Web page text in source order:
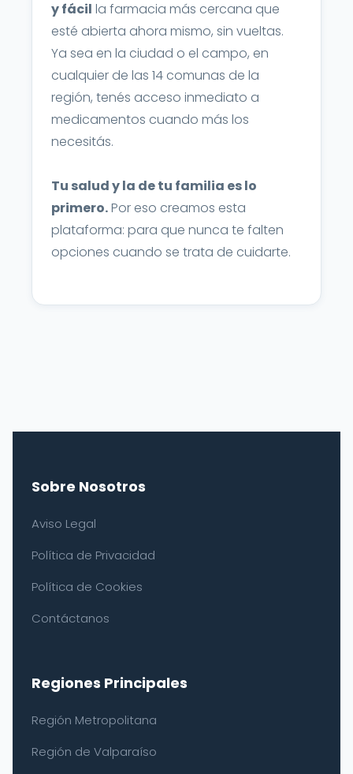
y fácil la farmacia más cercana que
esté abierta ahora mismo, sin vueltas.
Ya sea en la ciudad o el campo, en
cualquier de las 14 comunas de la
región, tenés acceso inmediato a
medicamentos cuando más los
necesitás.
Tu salud y la de tu familia es lo
primero.Por eso creamos esta
plataforma: para que nunca te falten
opciones cuando se trata de cuidarte.
Sobre Nosotros
Aviso Legal
Política de Privacidad
Política de Cookies
Contáctanos
Regiones Principales
Región Metropolitana
Región de Valparaíso